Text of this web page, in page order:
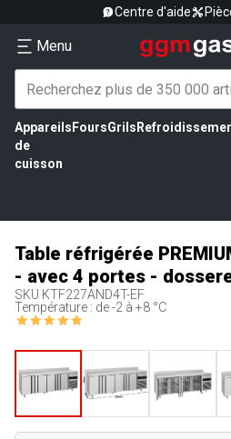
Centre d'aide
Menu
Appareils
de
cuisson
FoursGrils
Table réfrigérée
- avec 4 portes -
SKU KTF227AND4T-EF
Température : de -2 à +8 °C